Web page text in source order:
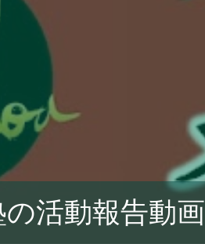
の活動報告動画